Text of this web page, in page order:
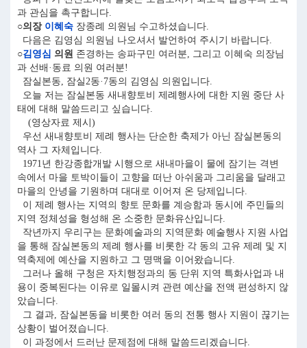
과 관심을 촉구합니다.
○의장 이혜숙 장종례 의원님 수고하셨습니다.
다음은 김영심 의원님 나오셔서 발언하여 주시기 바랍니다.
○김영심 의원 존경하는 송파구민 여러분, 그리고 이혜숙 의장님
과 선배·동료 의원 여러분!
잠실본동, 잠실2동·7동의 김영심 의원입니다.
오늘 저는 잠실본동 새내향토비 제례행사에 대한 지원 중단 사
태에 대해 말씀드리고 싶습니다.
(영상자료 제시)
우선 새내향토비 제례 행사는 단순한 축제가 아닌 잠실본동의
역사 그 자체입니다.
1971년 한강종합개발 시행으로 새내마을이 물에 잠기는 격변
속에서 마을 토박이들이 고향을 떠난 아쉬움과 그리움을 달래고
마을의 안녕을 기원하며 대대로 이어져 온 당제입니다.
이 제례 행사는 지역의 향토 문화를 계승함과 동시에 주민들의
지역 정체성을 형성해 온 소중한 문화유산입니다.
작년까지 우리구는 문화예술과의 지역문화 예술행사 지원 사업
을 통해 잠실본동의 제례 행사를 비롯한 각 동의 고유 제례 및 지
역축제에 예산을 지원하고 그 명맥을 이어왔습니다.
그러나 올해 구청은 자치행정과의 동 단위 지역 특화사업과 내
용이 중복된다는 이유로 일몰시켜 관련 예산을 전액 편성하지 않
았습니다.
그 결과, 잠실본동을 비롯한 여러 동의 전통 행사 지원이 끊기는
상황이 벌어졌습니다.
이 과정에서 드러난 문제점에 대해 말씀드리겠습니다.